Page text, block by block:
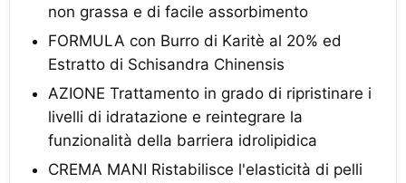
non grassa e di facile assorbimento
FORMULA con Burro di Karitè al 20% ed
Estratto di Schisandra Chinensis
AZIONE Trattamento in grado di ripristinare i
livelli di idratazione e reintegrare la
funzionalità della barriera idrolipidica
CREMA MANI Ristabilisce l'elasticità di pelli